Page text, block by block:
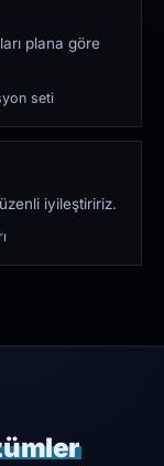
plana göre
seti
iyileştiririz.